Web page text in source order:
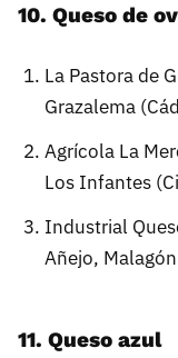
10. Queso de
La Pastora de
Grazalema
Agrícola La
Los Infantes
Industrial
Añejo,
11. Queso azul